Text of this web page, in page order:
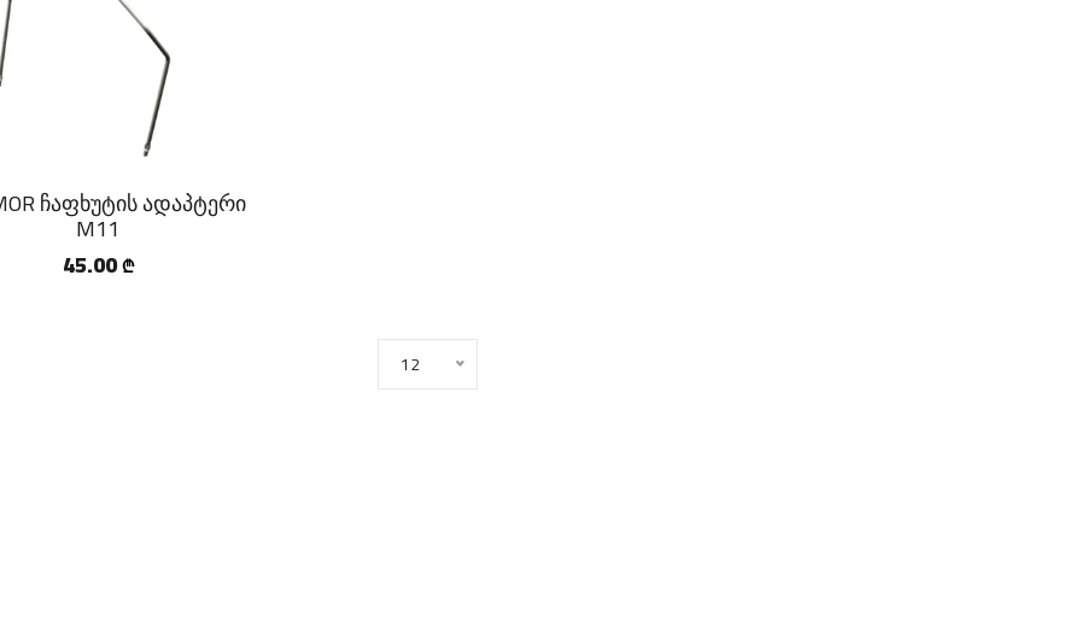
ჩაფხუტის ადაპტერი
M11
45.00 ₾
12